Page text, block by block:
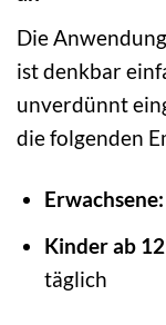
Die
ist denkbar
unverdünnt
die folgenden
Erwachsene:
Kinder ab
täglich